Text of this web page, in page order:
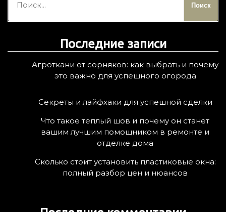
й
Последние записи
Агроткани от сорняков: как выбрать и почему
это важно для успешного огорода
Секреты и лайфхаки для успешной сделки
Что такое теплый шов и почему он станет
вашим лучшим помощником в ремонте и
отделке дома
Сколько стоит установить пластиковые окна:
полный разбор цен и нюансов